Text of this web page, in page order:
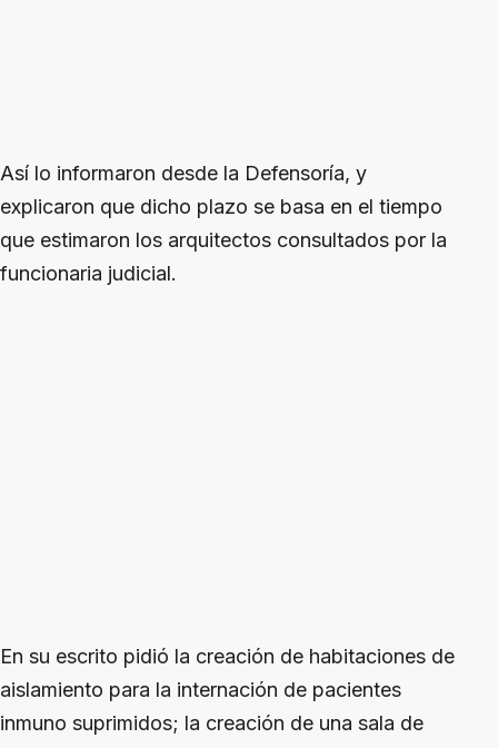
Así lo informaron desde la Defensoría, y
explicaron que dicho plazo se basa en el tiempo
que estimaron los arquitectos consultados por la
funcionaria judicial.
En su escrito pidió la creación de habitaciones de
aislamiento para la internación de pacientes
inmuno suprimidos; la creación de una sala de